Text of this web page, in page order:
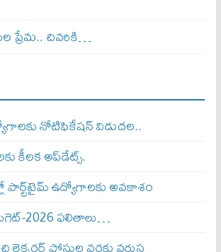
ప్రేమ.. చివరికి…
నోటిఫికేషన్ విడుదల..
కీలక అప్‌డేట్స్.
పార్ట్‌టైమ్ ఉద్యోగాలకు అవకాశం
2026 ఫలితాలు…